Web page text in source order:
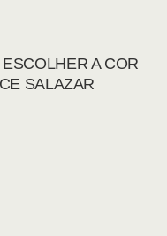
A COR
SALAZAR